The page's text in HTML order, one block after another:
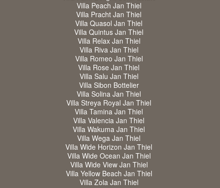
Villa Peach Jan Thiel
Villa Pracht Jan Thiel
Villa Quasol Jan Thiel
Villa Quintus Jan Thiel
Villa Relax Jan Thiel
Villa Riva Jan Thiel
Villa Romeo Jan Thiel
Villa Rose Jan Thiel
Villa Salu Jan Thiel
Villa Sibon Bottelier
Villa Solina Jan Thiel
Villa Streya Royal Jan Thiel
Villa Tamina Jan Thiel
Villa Valencia Jan Thiel
Villa Wakuma Jan Thiel
Villa Wega Jan Thiel
Villa Wide Horizon Jan Thiel
Villa Wide Ocean Jan Thiel
Villa Wide View Jan Thiel
Villa Yellow Beach Jan Thiel
Villa Zola Jan Thiel